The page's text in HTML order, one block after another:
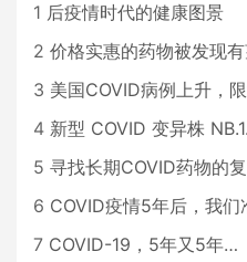
1 后疫情时代的健康图景
2 价格实惠的药物被发现
3 美国COVID病例上升，
4 新型 COVID 变异株
5 寻找长期COVID药物的
6 COVID疫情5年后，我们准
7 COVID-19，5年又5年…